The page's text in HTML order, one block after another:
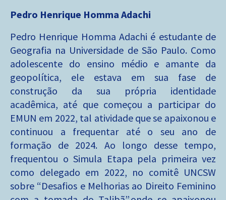
Pedro Henrique Homma Adachi
Pedro Henrique Homma Adachi é estudante de
Geografia na Universidade de São Paulo. Como
adolescente do ensino médio e amante da
geopolítica, ele estava em sua fase de
construção da sua própria identidade
acadêmica, até que começou a participar do
EMUN em 2022, tal atividade que se apaixonou e
continuou a frequentar até o seu ano de
formação de 2024. Ao longo desse tempo,
frequentou o Simula Etapa pela primeira vez
como delegado em 2022, no comitê UNCSW
sobre “Desafios e Melhorias ao Direito Feminino